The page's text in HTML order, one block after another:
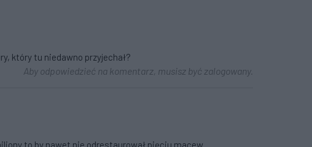
który tu niedawno przyjechał?
Aby odpowiedzieć na komentarz, musisz być zalogowany.
to by nawet nie odrestaurował pięciu macew...